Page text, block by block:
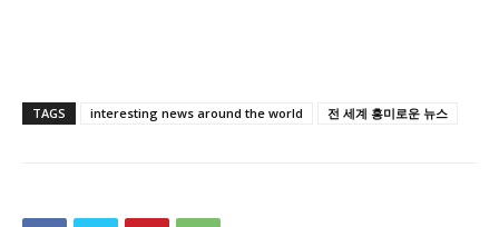
TAGS interesting news around the world 전 세계 흥미로운 뉴스